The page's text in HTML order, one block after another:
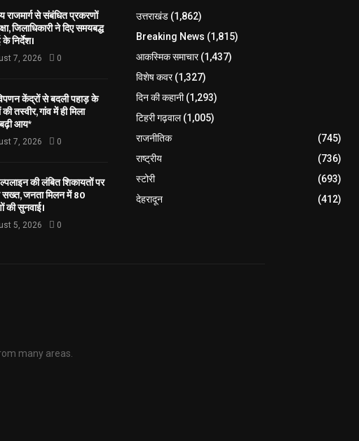
राजमार्ग से संबंधित प्रकरणों
जिलाधिकारी ने दिए समयबद्ध
के निर्देश।
7, 2026 0
केंद्रों से बदली पहाड़ के
तस्वीर, गांव में ही मिला
आय*
7, 2026 0
की लंबित शिकायतों पर
जनता मिलन में 80
की सुनवाई।
5, 2026 0
उत्तराखंड(1,862)
Breaking News (1,815)
आकस्मिक समाचार(1,437)
विशेष कवर(1,327)
दिन की कहानी(1,293)
टिहरी गढ़वाल(1,005)
राजनीतिक
(745)
राष्ट्रीय
(736)
स्टोरी
(693)
देहरादून
(412)
many areas.